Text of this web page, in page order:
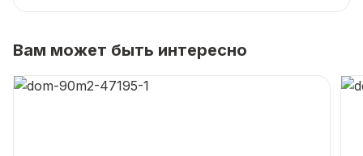
Вам может быть интересно